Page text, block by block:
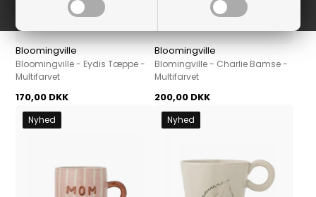
Bloomingville
Bloomingville - Eydis Tæppe -
Multifarvet
170,00 DKK
Bloomingville
Blomingville - Charlie Bamse -
Multifarvet
200,00 DKK
Nyhed Nyhed